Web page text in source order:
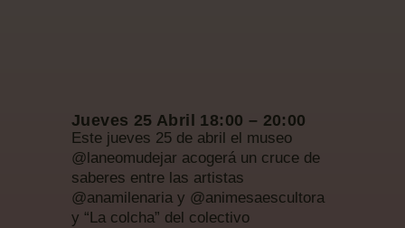
Jueves 25 Abril 18:00 – 20:00
Este jueves 25 de abril el museo
@laneomudejar acogerá un cruce de
saberes entre las artistas
@anamilenaria y @animesaescultora
y “La colcha” del colectivo